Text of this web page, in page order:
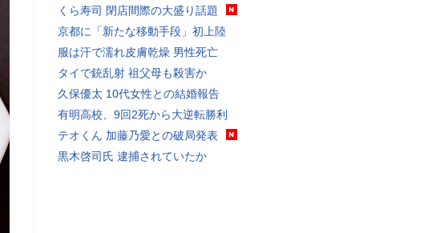
くら寿司 閉店間際の大盛り話題
京都に「新たな移動手段」初上陸
服は汗で濡れ皮膚乾燥 男性死亡
タイで銃乱射 祖父母も殺害か
久保優太 10代女性との結婚報告
有明高校、9回2死から大逆転勝利
テオくん 加藤乃愛との破局発表
黒木啓司氏 逮捕されていたか